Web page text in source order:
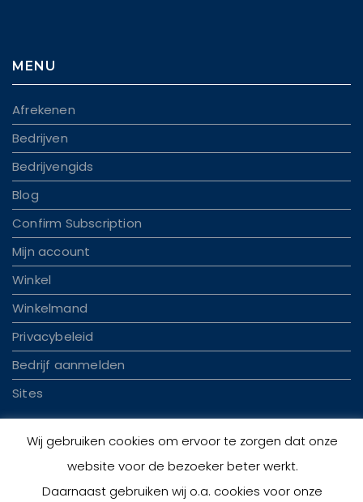
MENU
Afrekenen
Bedrijven
Bedrijvengids
Blog
Confirm Subscription
Mijn account
Winkel
Winkelmand
Privacybeleid
Bedrijf aanmelden
Sites
Wij gebruiken cookies om ervoor te zorgen dat onze
website voor de bezoeker beter werkt.
Daarnaast gebruiken wij o.a. cookies voor onze